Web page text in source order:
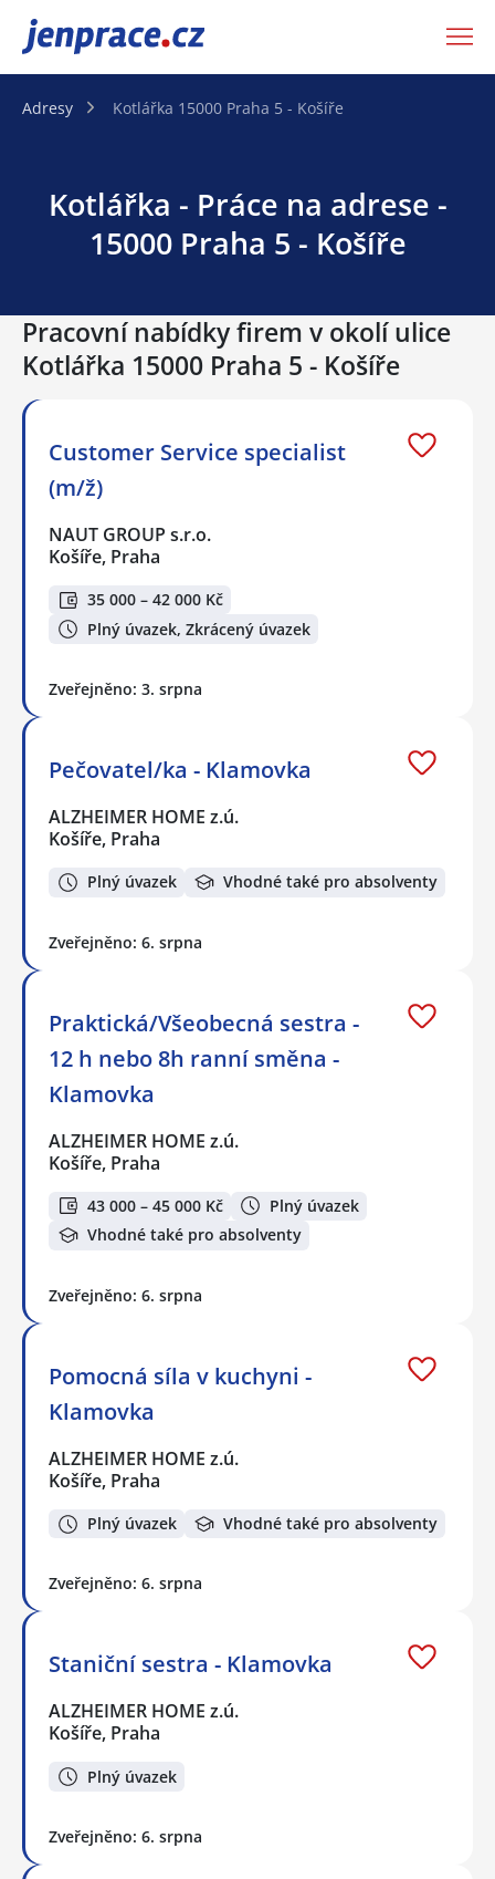
JenPráce.cz
Adresy Kotlářka 15000 Praha 5 - Košíře
Kotlářka - Práce na adrese -
15000 Praha 5 - Košíře
Pracovní nabídky firem v okolí ulice
Kotlářka 15000 Praha 5 - Košíře
Customer Service specialist
(m/ž)
NAUT GROUP s.r.o.
Košíře, Praha
35 000 – 42 000 Kč
Plný úvazek, Zkrácený úvazek
Zveřejněno: 3. srpna
Pečovatel/ka - Klamovka
ALZHEIMER HOME z.ú.
Košíře, Praha
Plný úvazek Vhodné také pro absolventy
Zveřejněno: 6. srpna
Praktická/Všeobecná sestra -
12 h nebo 8h ranní směna -
Klamovka
ALZHEIMER HOME z.ú.
Košíře, Praha
43 000 – 45 000 Kč
Plný úvazek
Vhodné také pro absolventy
Zveřejněno: 6. srpna
Pomocná síla v kuchyni -
Klamovka
ALZHEIMER HOME z.ú.
Košíře, Praha
Plný úvazek Vhodné také pro absolventy
Zveřejněno: 6. srpna
Staniční sestra - Klamovka
ALZHEIMER HOME z.ú.
Košíře, Praha
Plný úvazek
Zveřejněno: 6. srpna